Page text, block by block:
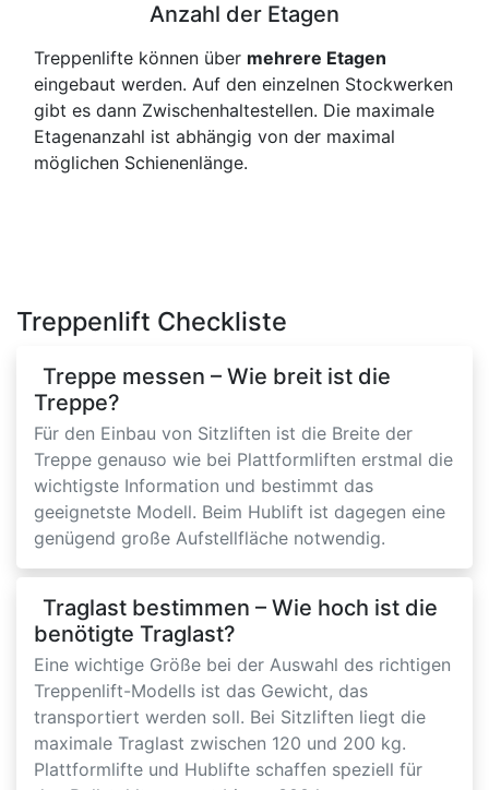
Anzahl der Etagen
Treppenlifte können über mehrere Etagen
eingebaut werden. Auf den einzelnen Stockwerken
gibt es dann Zwischenhaltestellen. Die maximale
Etagenanzahl ist abhängig von der maximal
möglichen Schienenlänge.
Treppenlift Checkliste
Treppe messen – Wie breit ist die
Treppe?
Für den Einbau von Sitzliften ist die Breite der
Treppe genauso wie bei Plattformliften erstmal die
wichtigste Information und bestimmt das
geeignetste Modell. Beim Hublift ist dagegen eine
genügend große Aufstellfläche notwendig.
Traglast bestimmen – Wie hoch ist die
benötigte Traglast?
Eine wichtige Größe bei der Auswahl des richtigen
Treppenlift-Modells ist das Gewicht, das
transportiert werden soll. Bei Sitzliften liegt die
maximale Traglast zwischen 120 und 200 kg.
Plattformlifte und Hublifte schaffen speziell für